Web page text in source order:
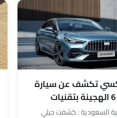
تكشف عن سيارة
ستارشاين 6 الهجينة بتقنيات
السعودية : كشفت جيلي